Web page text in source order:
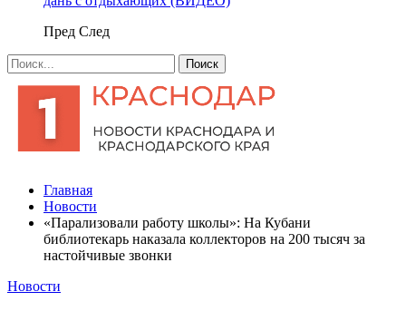
Пред След
Главная
Новости
«Парализовали работу школы»: На Кубани
библиотекарь наказала коллекторов на 200 тысяч за
настойчивые звонки
Новости